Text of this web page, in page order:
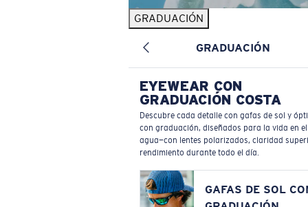
GRADUACIÓN
GRADUACIÓN
EYEWEAR CON
GRADUACIÓN COSTA
Descubre cada detalle con gafas de sol y
con graduación, diseñados para la vida en el
agua—con lentes polarizados, claridad
rendimiento durante todo el día.
GAFAS DE SOL